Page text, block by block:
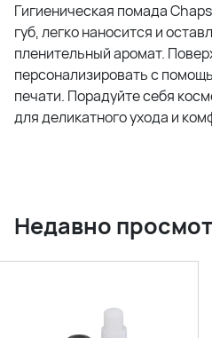
Гигиеническая помада
губ, легко наносится и
пленительный аромат.
персонализировать с
печати. Порадуйте себя
для деликатного ухода и
Недавно